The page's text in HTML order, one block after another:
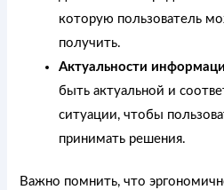
которую пользователь
получить.
Актуальности
быть актуальной и
ситуации, чтобы
принимать решения.
Важно помнить, что